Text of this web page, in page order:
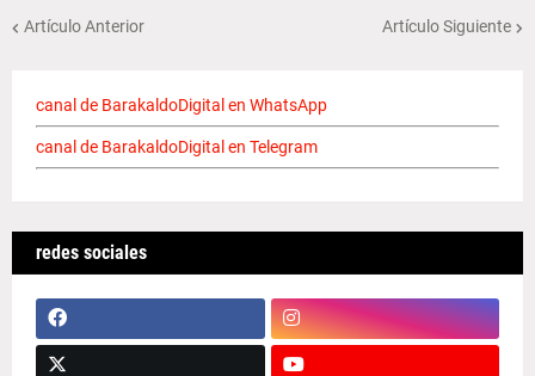
Artículo Anterior Artículo Siguiente
canal de BarakaldoDigital en WhatsApp
canal de BarakaldoDigital en Telegram
redes sociales